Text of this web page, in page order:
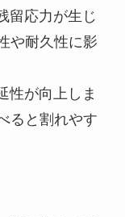
留応力が生じ
や耐久性に影
性が向上しま
ると割れやす